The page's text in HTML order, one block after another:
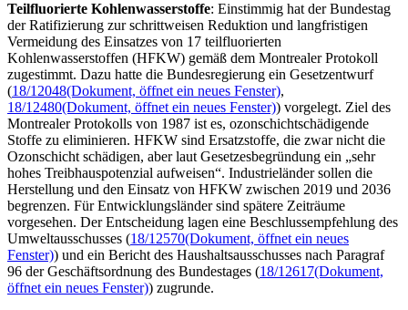
Teilfluorierte Kohlenwasserstoffe: Einstimmig hat der Bundestag
der Ratifizierung zur schrittweisen Reduktion und langfristigen
Vermeidung des Einsatzes von 17 teilfluorierten
Kohlenwasserstoffen (HFKW) gemäß dem Montrealer Protokoll
zugestimmt. Dazu hatte die Bundesregierung ein Gesetzentwurf
(18/12048(Dokument, öffnet ein neues Fenster),
18/12480(Dokument, öffnet ein neues Fenster)) vorgelegt. Ziel des
Montrealer Protokolls von 1987 ist es, ozonschichtschädigende
Stoffe zu eliminieren. HFKW sind Ersatzstoffe, die zwar nicht die
Ozonschicht schädigen, aber laut Gesetzesbegründung ein „sehr
hohes Treibhauspotenzial aufweisen“. Industrieländer sollen die
Herstellung und den Einsatz von HFKW zwischen 2019 und 2036
begrenzen. Für Entwicklungsländer sind spätere Zeiträume
vorgesehen. Der Entscheidung lagen eine Beschlussempfehlung des
Umweltausschusses (18/12570(Dokument, öffnet ein neues
Fenster)) und ein Bericht des Haushaltsausschusses nach Paragraf
96 der Geschäftsordnung des Bundestages (18/12617(Dokument,
öffnet ein neues Fenster)) zugrunde.